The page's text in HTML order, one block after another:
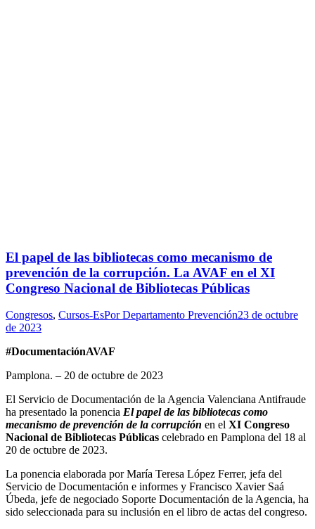
El papel de las bibliotecas como mecanismo de
prevención de la corrupción. La AVAF en el XI
Congreso Nacional de Bibliotecas Públicas
Congresos, Cursos-EsPorDepartamento Prevención23 de octubre
de 2023
#DocumentaciónAVAF
Pamplona. – 20 de octubre de 2023
El Servicio de Documentación de la Agencia Valenciana Antifraude
ha presentado la ponencia El papel de las bibliotecas como
mecanismo de prevención de la corrupción en el XI Congreso
Nacional de Bibliotecas Públicas celebrado en Pamplona del 18 al
20 de octubre de 2023.
La ponencia elaborada por María Teresa López Ferrer, jefa del
Servicio de Documentación e informes y Francisco Xavier Saá
Úbeda, jefe de negociado Soporte Documentación de la Agencia, ha
sido seleccionada para su inclusión en el libro de actas del congreso.